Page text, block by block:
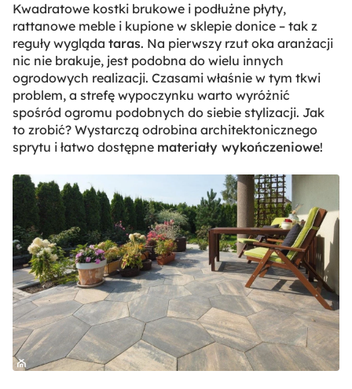
Kwadratowe kostki brukowe i podłużne płyty,
rattanowe meble i kupione w sklepie donice – tak z
reguły wygląda taras. Na pierwszy rzut oka aranżacji
nic nie brakuje, jest podobna do wielu innych
ogrodowych realizacji. Czasami właśnie w tym tkwi
problem, a strefę wypoczynku warto wyróżnić
spośród ogromu podobnych do siebie stylizacji. Jak
to zrobić? Wystarczą odrobina architektonicznego
sprytu i łatwo dostępne materiały wykończeniowe!